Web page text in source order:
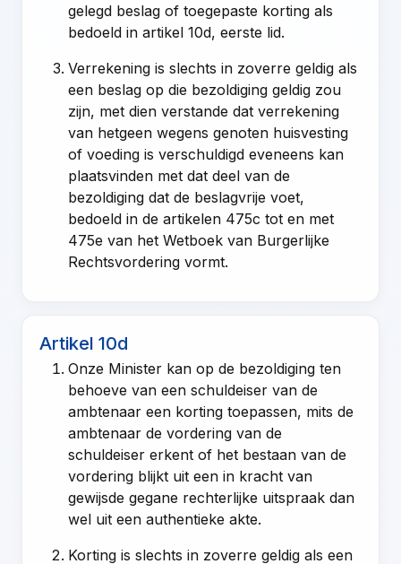
gelegd beslag of toegepaste korting als
bedoeld inartikel 10d, eerste lid.
Verrekening is slechts in zoverre geldig als
een beslag op die bezoldiging geldig zou
zijn, met dien verstande dat verrekening
van hetgeen wegens genoten huisvesting
of voeding is verschuldigd eveneens kan
plaatsvinden met dat deel van de
bezoldiging dat de beslagvrije voet,
bedoeld in deartikelen 475c tot en met
475e van het Wetboek van Burgerlijke
Rechtsvordering vormt.
Artikel 10d
Onze Minister kan op de bezoldiging ten
behoeve van een schuldeiser van de
ambtenaar een korting toepassen, mits de
ambtenaar de vordering van de
schuldeiser erkent of het bestaan van de
vordering blijkt uit een in kracht van
gewijsde gegane rechterlijke uitspraak dan
wel uit een authentieke akte.
Korting is slechts in zoverre geldig als een